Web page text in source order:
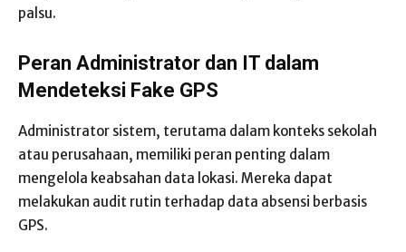
palsu.
Peran Administrator dan IT dalam
Mendeteksi Fake GPS
Administrator sistem, terutama dalam konteks sekolah
atau perusahaan, memiliki peran penting dalam
mengelola keabsahan data lokasi. Mereka dapat
melakukan audit rutin terhadap data absensi berbasis
GPS.